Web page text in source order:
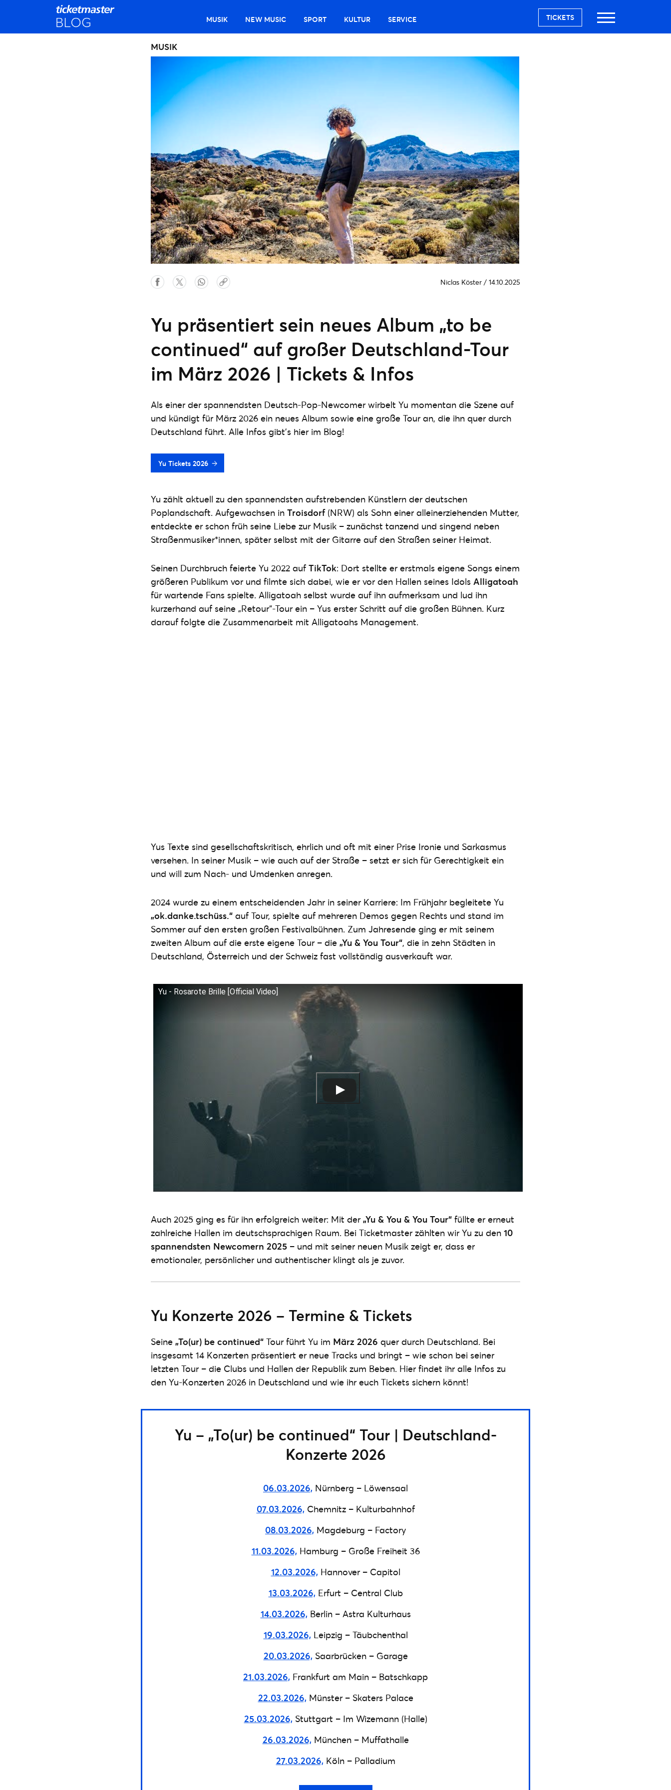
MUSIK NEW MUSIC SPORT KULTUR SERVICE TICKETS
MUSIK
Niclas Köster / 14.10.2025
Yu präsentiert sein neues Album „to be
continued“ auf großer Deutschland-Tour
im März 2026 | Tickets & Infos
Als einer der spannendsten Deutsch-Pop-Newcomer wirbelt Yu momentan die Szene auf
und kündigt für März 2026 ein neues Album sowie eine große Tour an, die ihn quer durch
Deutschland führt. Alle Infos gibt’s hier im Blog!
Yu Tickets 2026
Yu zählt aktuell zu den spannendsten aufstrebenden Künstlern der deutschen
Poplandschaft. Aufgewachsen in Troisdorf(NRW) als Sohn einer alleinerziehenden Mutter,
entdeckte er schon früh seine Liebe zur Musik – zunächst tanzend und singend neben
Straßenmusiker*innen, später selbst mit der Gitarre auf den Straßen seiner Heimat.
Seinen Durchbruch feierte Yu 2022 aufTikTok: Dort stellte er erstmals eigene Songs einem
größeren Publikum vor und filmte sich dabei, wie er vor den Hallen seines Idols Alligatoah
für wartende Fans spielte. Alligatoah selbst wurde auf ihn aufmerksam und lud ihn
kurzerhand auf seine „Retour“-Tour ein – Yus erster Schritt auf die großen Bühnen. Kurz
darauf folgte die Zusammenarbeit mit Alligatoahs Management.
Yus Texte sind gesellschaftskritisch, ehrlich und oft mit einer Prise Ironie und Sarkasmus
versehen. In seiner Musik – wie auch auf der Straße – setzt er sich für Gerechtigkeit ein
und will zum Nach- und Umdenken anregen.
2024 wurde zu einem entscheidenden Jahr in seiner Karriere: Im Frühjahr begleitete Yu
„ok.danke.tschüss.“ auf Tour, spielte auf mehreren Demos gegen Rechts und stand im
Sommer auf den ersten großen Festivalbühnen. Zum Jahresende ging er mit seinem
zweiten Album auf die erste eigene Tour – die „Yu & You Tour“, die in zehn Städten in
Deutschland, Österreich und der Schweiz fast vollständig ausverkauft war.
Yu - Rosarote Brille [Official Video]
Auch 2025 ging es für ihn erfolgreich weiter: Mit der „Yu & You & You Tour“ füllte er erneut
zahlreiche Hallen im deutschsprachigen Raum. Bei Ticketmaster zählten wir Yu zu den 10
spannendsten Newcomern 2025 – und mit seiner neuen Musik zeigt er, dass er
emotionaler, persönlicher und authentischer klingt als je zuvor.
Yu Konzerte 2026 – Termine & Tickets
Seine „To(ur) be continued“ Tour führt Yu im März 2026 quer durch Deutschland. Bei
insgesamt 14 Konzerten präsentiert er neue Tracks und bringt – wie schon bei seiner
letzten Tour – die Clubs und Hallen der Republik zum Beben. Hier findet ihr alle Infos zu
den Yu-Konzerten 2026 in Deutschland und wie ihr euch Tickets sichern könnt!
Yu – „To(ur) be continued“ Tour | Deutschland-
Konzerte 2026
06.03.2026, Nürnberg – Löwensaal
07.03.2026, Chemnitz – Kulturbahnhof
08.03.2026, Magdeburg – Factory
11.03.2026, Hamburg – Große Freiheit 36
12.03.2026, Hannover – Capitol
13.03.2026, Erfurt – Central Club
14.03.2026, Berlin – Astra Kulturhaus
19.03.2026, Leipzig – Täubchenthal
20.03.2026, Saarbrücken – Garage
21.03.2026, Frankfurt am Main – Batschkapp
22.03.2026, Münster – Skaters Palace
25.03.2026, Stuttgart – Im Wizemann (Halle)
26.03.2026, München – Muffathalle
27.03.2026, Köln – Palladium